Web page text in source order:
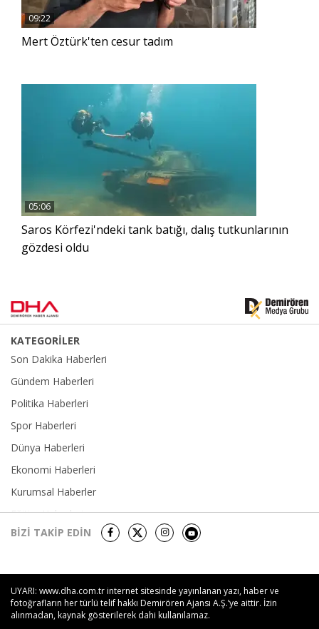
09:22
Mert Öztürk'ten cesur tadım
05:06
Saros Körfezi'ndeki tank batığı, dalış tutkunlarının
gözdesi oldu
KATEGORİLER
Son Dakika Haberleri
Gündem Haberleri
Politika Haberleri
Spor Haberleri
Dünya Haberleri
Ekonomi Haberleri
Kurumsal Haberler
Eğitim Haberleri
Yerel Haberler
Foto Galeri
Video Galeri
BİZİ TAKİP EDİN
UYARI: www.dha.com.tr internet sitesinde yayınlanan yazı, haber ve
fotoğrafların her türlü telif hakkı Demirören Ajansı A.Ş.’ye aittir. İzin
alınmadan, kaynak gösterilerek dahi kullanılamaz.